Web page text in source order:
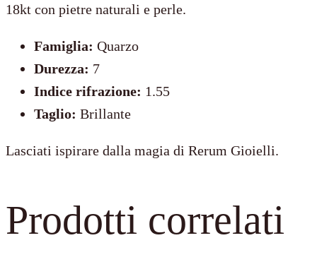
18kt con pietre naturali e perle.
Famiglia: Quarzo
Durezza: 7
Indice rifrazione: 1.55
Taglio: Brillante
Lasciati ispirare dalla magia di Rerum Gioielli.
Prodotti correlati